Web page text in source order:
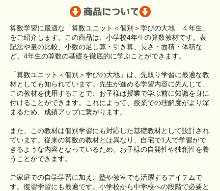
算数学習に最適な「算数ユニット＜個別＞学びの大地 ４年生」
をご紹介します。この商品は、小学校4年生の算数教材です。表
記法や量の比較、小数の足し算・引き算、長さ・面積・体積な
ど、4年生の算数の基礎を徹底的に学ぶことができます。
「算数ユニット＜個別＞学びの大地」は、先取り学習に最適な教
材としても知られています。先生が進める学習内容に先んじて、
この教材を使用することで、お子様は授業で学ぶ前に知識を身に
付けることができます。これによって、授業での理解度がより深
まるため、成績アップに繋がります。
また、この教材は個別学習にも対応した基礎教材として設計され
ています。従来の算数の教材とは異なり、自宅で1人で学習がで
きるような内容となっているため、お子様の自発性や独創性を養
うことができます。
ご家庭での自学学習に加え、塾や教室でも活躍するアイテムで
す。復習学習にも最適です。小学校から中学校への段階で必要と